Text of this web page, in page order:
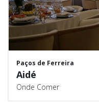
Paços de Ferreira
Aidé
Onde Comer